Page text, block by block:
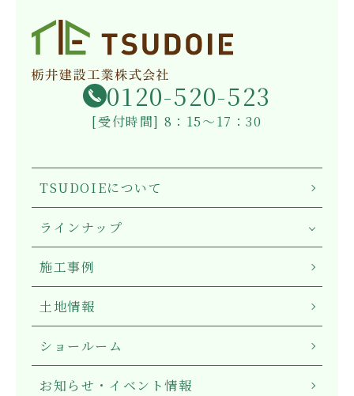
0120-520-523
[受付時間] 8：15～17：30
TSUDOIEについて
ラインナップ
施工事例
土地情報
ショールーム
お知らせ・イベント情報